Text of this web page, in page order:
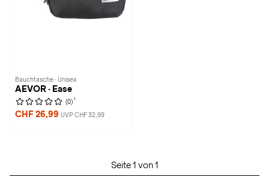
Bauchtasche · Unisex
AEVOR · Ease
(0) 1
CHF 26,99 UVP CHF 32,99
Seite 1 von 1